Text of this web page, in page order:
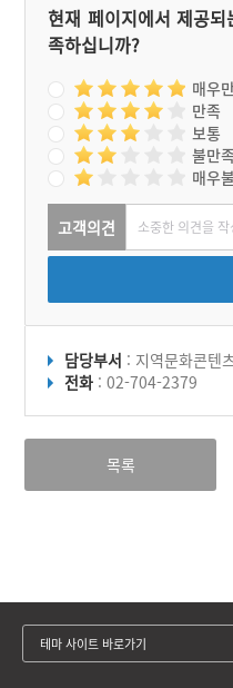
현재 페이지에서 제공
족하십니까?
매우
만족
보통
불만
매우
고객의견
담당부서 : 지역문화콘텐
전화 : 02-704-2379
목록
테마 사이트 바로가기